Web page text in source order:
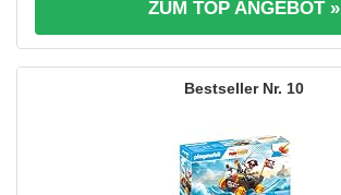
ZUM TOP ANGEBOT »
10